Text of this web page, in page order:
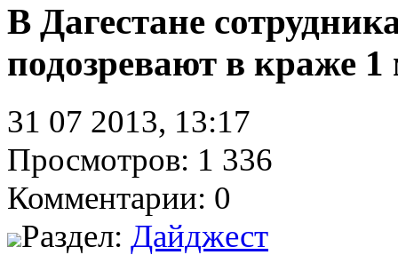
В Дагестане
подозревают в краже
31 07 2013, 13:17
Просмотров: 1 336
Комментарии: 0
Раздел: Дайджест